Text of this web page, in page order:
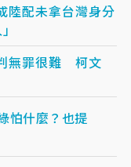
陸配未拿台灣身分
無罪很難 柯文
怕什麼？也提